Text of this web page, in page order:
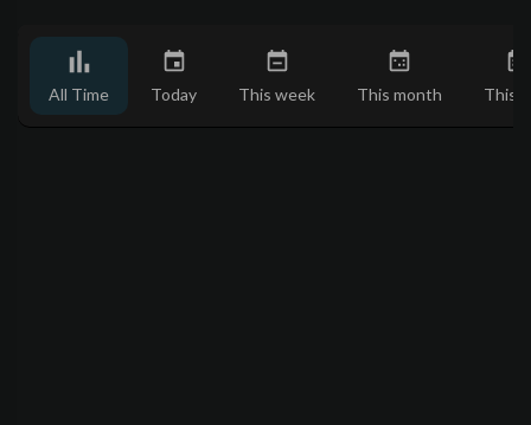
All Time Today This week This month This